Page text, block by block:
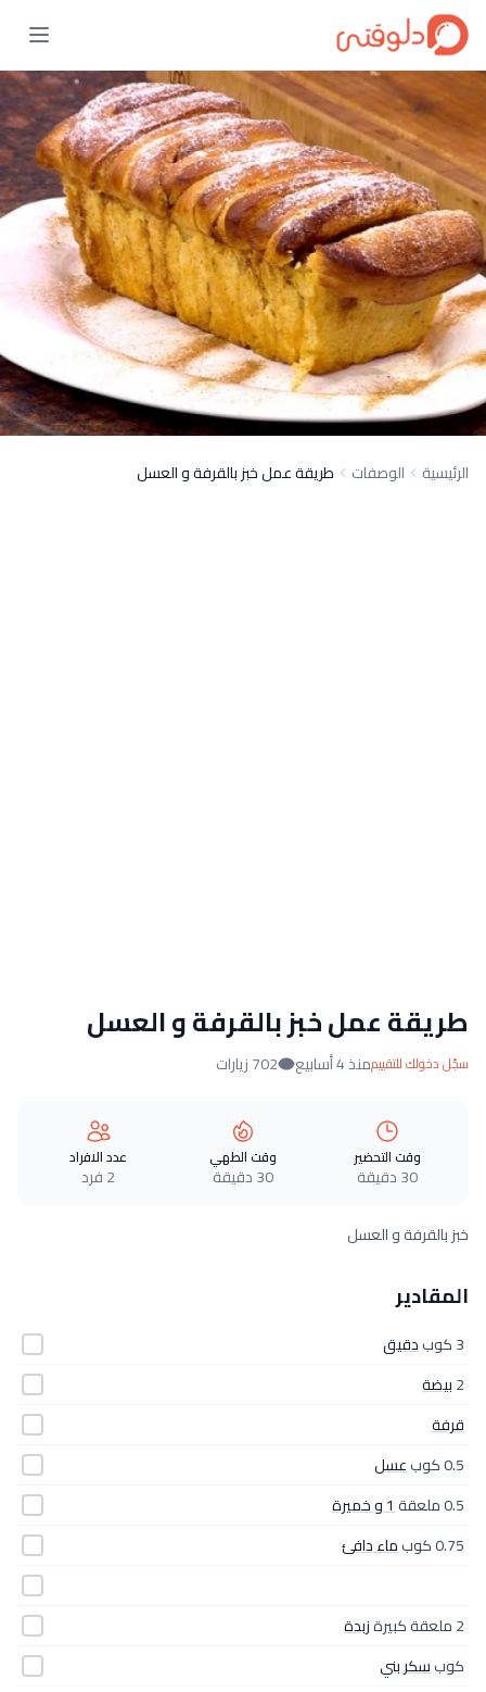
الرئيسية الوصفات طريقة عمل خبز بالقرفة و العسل
طريقة عمل خبز بالقرفة و العسل
سجّل دخولك للتقييممنذ 4 أسابيع 702 زيارات
وقت التحضير
30 دقيقة
وقت الطهي
30 دقيقة
عدد الافراد
2 فرد
خبز بالقرفة و العسل
المقادير
3 كوب
دقيق
2بيضة
قرفة
0.5 كوب
عسل
0.5 ملعقة
1 و خميرة
0.75 كوب
ماء دافئ
2 ملعقة كبيرة
زبدة
كوبسكر بني